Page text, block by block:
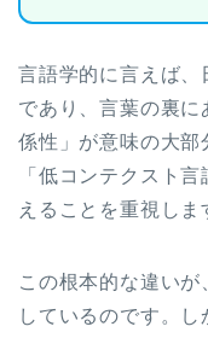
言語学的に言えば、
であり、言葉の裏に
係性」が意味の大部
「低コンテクスト
えることを重視しま
この根本的な違いが
しているのです。